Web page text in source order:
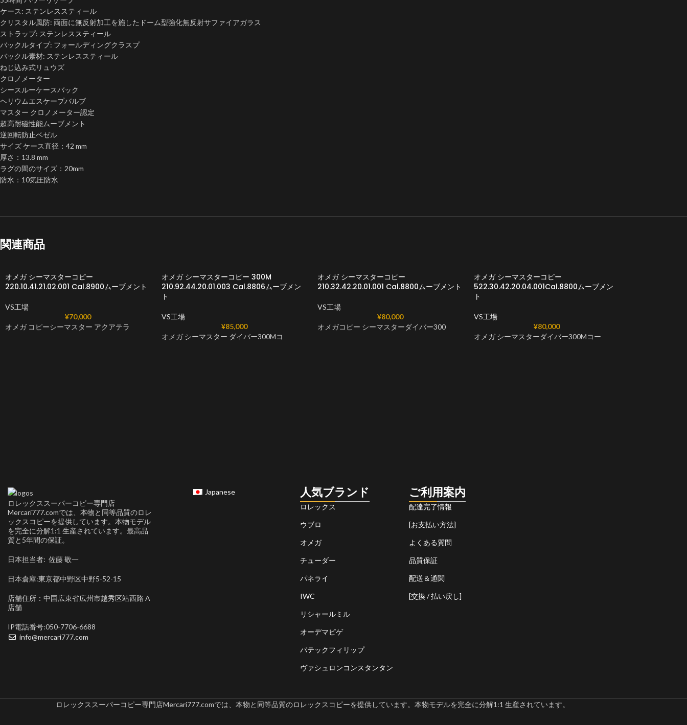
ケース: ステンレススティール
クリスタル風防: 両面に無反射加工を施したドーム型強化無反射サファイアガラス
ストラップ: ステンレススティール
バックルタイプ: フォールディングクラスプ
バックル素材: ステンレススティール
ねじ込み式リュウズ
クロノメーター
シースルーケースバック
ヘリウムエスケープバルブ
マスター クロノメーター認定
超高耐磁性能ムーブメント
逆回転防止ベゼル
サイズ ケース直径：42 mm
厚さ：13.8 mm
ラグの間のサイズ：20mm
防水：10気圧防水
関連商品
オメガ シーマスターコピー
220.10.41.21.02.001 Cal.8900ムーブメント
VS工場
¥70,000
オメガ コピーシーマスター アクアテラ
オメガ シーマスターコピー 300M
210.92.44.20.01.003 Cal.8806ムーブメン
ト
VS工場
¥85,000
オメガ シーマスター ダイバー300Mコ
オメガ シーマスターコピー
210.32.42.20.01.001 Cal.8800ムーブメント
VS工場
¥80,000
オメガコピー シーマスターダイバー300
オメガ シーマスターコピー
522.30.42.20.04.001Cal.8800ムーブメン
ト
VS工場
¥80,000
オメガ シーマスターダイバー300Mコー
ロレックススーパーコピー専門店
Mercari777.comでは、本物と同等品質のロレ
ックスコピーを提供しています。本物モデル
を完全に分解1:1 生産されています。最高品
質と5年間の保証。
日本担当者: 佐藤 敬一
日本倉庫:東京都中野区中野5-52-15
店舗住所：中国広東省広州市越秀区站西路 A
店舗
IP電話番号:050-7706-6688
info@mercari777.com
Japanese 人気ブランド
ロレックス
ウブロ
オメガ
チューダー
パネライ
IWC
リシャールミル
オーデマピゲ
パテックフィリップ
ヴァシュロンコンスタンタン
ご利用案内
配達完了情報
[お支払い方法]
よくある質問
品質保証
配送＆通関
[交換 / 払い戻し]
ロレックススーパーコピー専門店Mercari777.comでは、本物と同等品質のロレックスコピーを提供しています。本物モデルを完全に分解1:1 生産されています。